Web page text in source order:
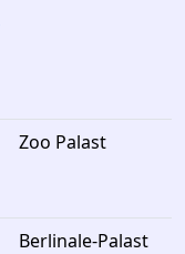
Zoo Palast
Berlinale-Palast